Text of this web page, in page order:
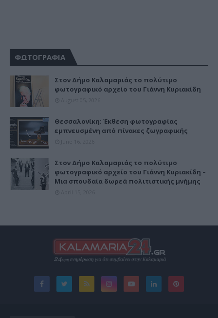
ΦΩΤΟΓΡΑΦΙΑ
Στον Δήμο Καλαμαριάς το πολύτιμο
φωτογραφικό αρχείο του Γιάννη Κυριακίδη
Θεσσαλονίκη: Έκθεση φωτογραφίας
εμπνευσμένη από πίνακες ζωγραφικής
Στον Δήμο Καλαμαριάς το πολύτιμο
φωτογραφικό αρχείο του Γιάννη Κυριακίδη –
Μια σπουδαία δωρεά πολιτιστικής μνήμης